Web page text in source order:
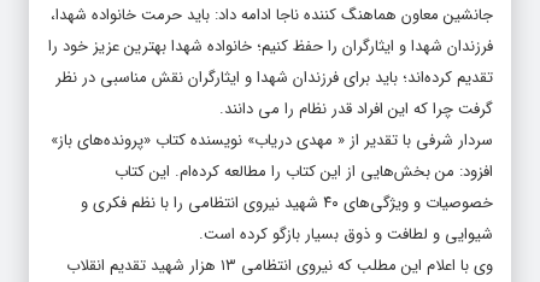
جانشین معاون هماهنگ کننده ناجا ادامه داد: باید حرمت خانواده شهدا،
فرزندان شهدا و ایثارگران را حفظ کنیم؛ خانواده شهدا بهترین عزیز خود را
تقدیم کرده‌اند؛‌ باید برای فرزندان شهدا و ایثارگران نقش مناسبی در نظر
گرفت چرا که این افراد قدر نظام را می دانند.
سردار شرفی با تقدیر از « مهدی دریاب»‌ نویسنده کتاب «پرونده‌های باز»
افزود: من بخش‌هایی از این کتاب را مطالعه کرده‌ام. این کتاب
خصوصیات و ویژگی‌های ۴۰ شهید نیروی انتظامی را با نظم فکری و
شیوایی و لطافت و ذوق بسیار بازگو کرده است.
وی با اعلام این مطلب که نیروی انتظامی ۱۳ هزار شهید تقدیم انقلاب